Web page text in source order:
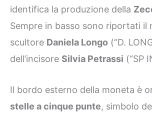
identifica la produzione della
Sempre in basso sono riportati il
scultore Daniela Longo (“D.
dell’incisore Silvia Petrassi (“SP
Il bordo esterno della moneta è
stelle a cinque punte, simbolo